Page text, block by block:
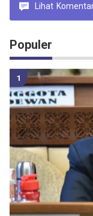
Lihat
Populer